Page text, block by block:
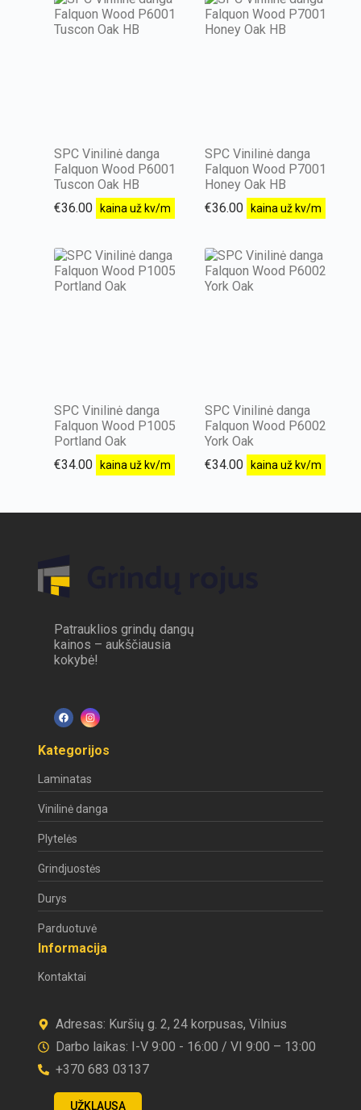
SPC Vinilinė danga
Falquon Wood P6001
Tuscon Oak HB
€36.00 kaina už kv/m
SPC Vinilinė danga
Falquon Wood P7001
Honey Oak HB
€36.00 kaina už kv/m
SPC Vinilinė danga
Falquon Wood P1005
Portland Oak
€34.00 kaina už kv/m
SPC Vinilinė danga
Falquon Wood P6002
York Oak
€34.00 kaina už kv/m
Patrauklios grindų dangų
kainos – aukščiausia
kokybė!
Kategorijos
Laminatas
Vinilinė danga
Plytelės
Grindjuostės
Durys
Parduotuvė
Informacija
Kontaktai
Adresas: Kuršių g. 2, 24 korpusas, Vilnius
Darbo laikas: I-V 9:00 - 16:00 / VI 9:00 – 13:00
+370 683 03137
UŽKLAUSA